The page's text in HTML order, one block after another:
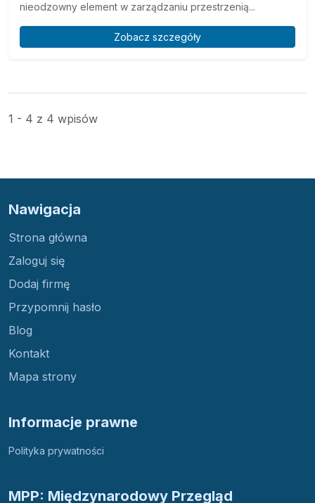
nieodzowny element w zarządzaniu przestrzenią...
Zobacz szczegóły
1 - 4 z 4 wpisów
Nawigacja
Strona główna
Zaloguj się
Dodaj firmę
Przypomnij hasło
Blog
Kontakt
Mapa strony
Informacje prawne
Polityka prywatności
MPP: Międzynarodowy Przegląd